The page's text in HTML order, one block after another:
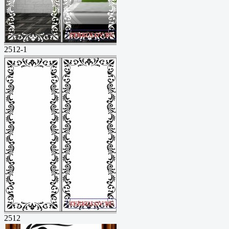
2512-1
2512